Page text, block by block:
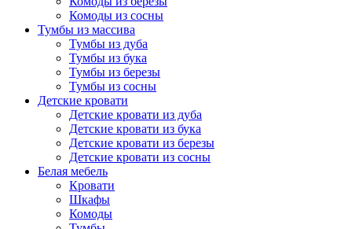
Комоды из сосны
Тумбы из массива
Тумбы из дуба
Тумбы из бука
Тумбы из березы
Тумбы из сосны
Детские кровати
Детские кровати из дуба
Детские кровати из бука
Детские кровати из березы
Детские кровати из сосны
Белая мебель
Кровати
Шкафы
Комоды